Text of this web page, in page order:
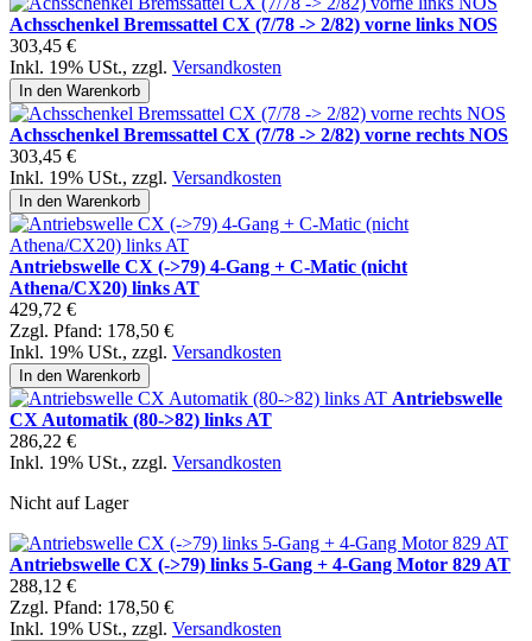
Achsschenkel Bremssattel CX (7/78 -> 2/82) vorne links NOS
303,45 €
Inkl. 19% USt., zzgl. Versandkosten
In den Warenkorb
Achsschenkel Bremssattel CX (7/78 -> 2/82) vorne rechts NOS
303,45 €
Inkl. 19% USt., zzgl. Versandkosten
In den Warenkorb
Antriebswelle CX (->79) 4-Gang + C-Matic (nicht
Athena/CX20) links AT
429,72 €
Zzgl. Pfand: 178,50 €
Inkl. 19% USt., zzgl. Versandkosten
In den Warenkorb
Antriebswelle
CX Automatik (80->82) links AT
286,22 €
Inkl. 19% USt., zzgl. Versandkosten
Nicht auf Lager
Antriebswelle CX (->79) links 5-Gang + 4-Gang Motor 829 AT
288,12 €
Zzgl. Pfand: 178,50 €
Inkl. 19% USt., zzgl. Versandkosten